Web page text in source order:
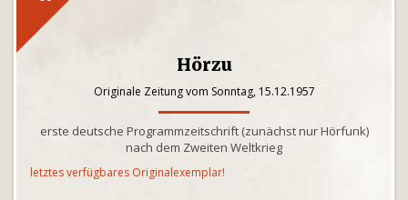
Hörzu
Originale Zeitung vom Sonntag, 15.12.1957
erste deutsche Programmzeitschrift (zunächst nur Hörfunk)
nach dem Zweiten Weltkrieg
letztes verfügbares Originalexemplar!